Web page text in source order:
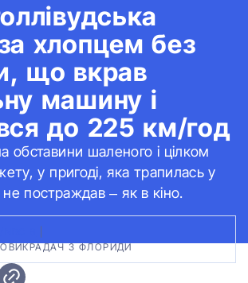
хлопцем без
що вкрав
машину і
до 225 км/год
обставини шаленого і цілком
у пригоді, яка трапилась у
не постраждав – як в кіно.
З ФЛОРИДИ